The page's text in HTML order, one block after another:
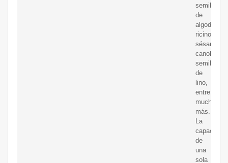
semilla
de
algodón,
ricino,
sésamo,
canola/
semilla
de
lino,
entre
muchas
más.
La
capacidad
de
una
sola